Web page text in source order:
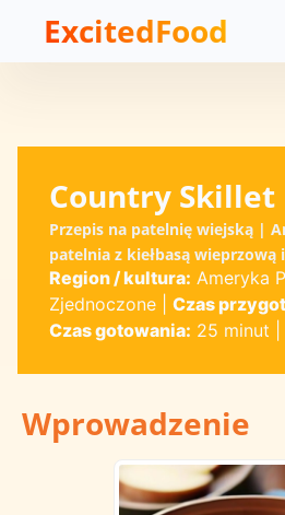
ExcitedFood
Country Skillet
Przepis na patelnię wiejską |
patelnia z kiełbasą wieprzową
Region / kultura: Ameryka
Zjednoczone| Czas
Czas gotowania: 25 minut
Wprowadzenie